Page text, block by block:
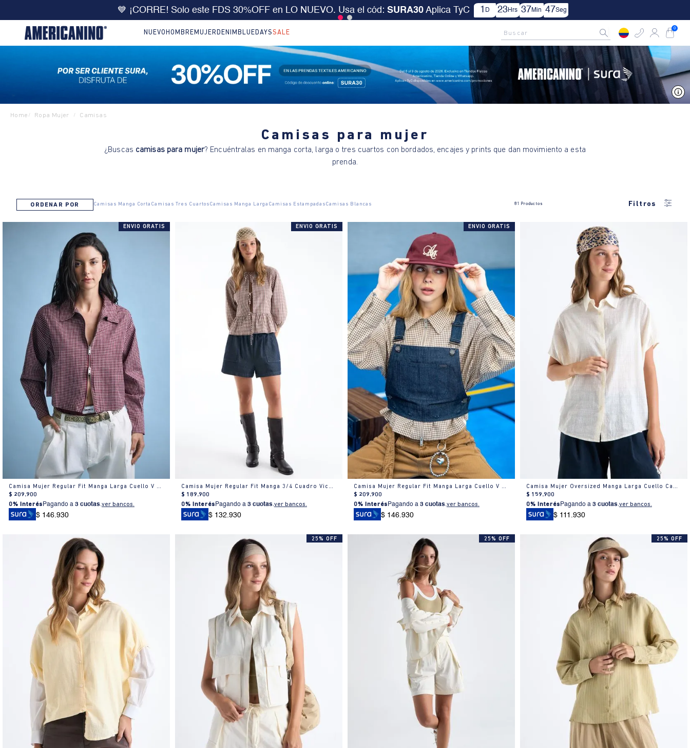
💙 ¡CORRE! Solo este FDS 30%OFF en LO NUEVO. Usa el cód: SURA30 Aplica TyC 1 D 23Hrs 37Min 46Seg
Rastrea tu pedido aquí
NUEVO HOMBRE MUJER DENIM BLUEDAYSSALE Buscar 0
Home / Ropa Mujer / Camisas
Camisas para mujer
¿Buscas camisas para mujer? Encuéntralas en manga corta, larga o tres cuartos con bordados, encajes y prints que dan movimiento a esta
prenda.
ORDENAR POR Camisas Manga Corta Camisas Tres CuartosCamisas Manga Larga Camisas EstampadasCamisas Blancas 81 Productos Filtros
ENVIO GRATIS
Camisa Mujer Regular Fit Manga Larga Cuello V Algodón
$ 209.900
0% Interés Pagando a 3 cuotas.ver bancos.
$ 146.930
ENVIO GRATIS
Camisa Mujer Regular Fit Manga 3/4 Cuadro Vichy Algodón
$ 189.900
0% Interés Pagando a 3 cuotas.ver bancos.
$ 132.930
ENVIO GRATIS
Camisa Mujer Regular Fit Manga Larga Cuello V Algodón
$ 209.900
0% Interés Pagando a 3 cuotas.ver bancos.
$ 146.930
Camisa Mujer Oversized Manga Larga Cuello Camisero Textura Blanca
$ 159.900
0% Interés Pagando a 3 cuotas.ver bancos.
$ 111.930
25% OFF 25% OFF 25% OFF